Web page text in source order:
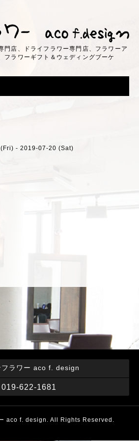
門店、ドライフラワー専門店、フラワーア
フラワーギフト＆ウェディングブーケ
- 2019-07-20 (Sat)
フラワー aco f. design
019-622-1681
aco f. design . All Rights Reserved.